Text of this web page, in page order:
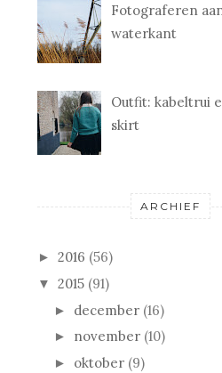
Fotograferen
waterkant
Outfit: kabeltrui
skirt
ARCHIEF
► 2016 (56)
▼ 2015 (91)
► december (16)
► november (10)
► oktober (9)